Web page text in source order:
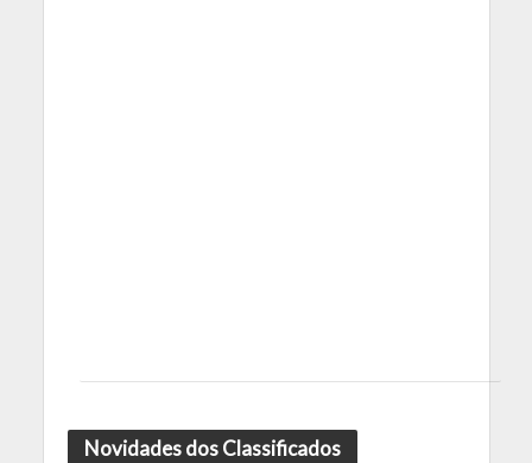
Novidades dos Classificados